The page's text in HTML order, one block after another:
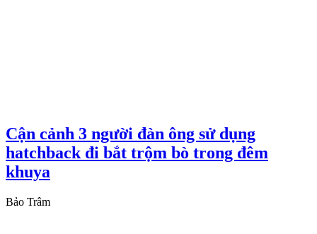
Cận cảnh 3 người đàn ông sử dụng
hatchback đi bắt trộm bò trong đêm
khuya
Bảo Trâm